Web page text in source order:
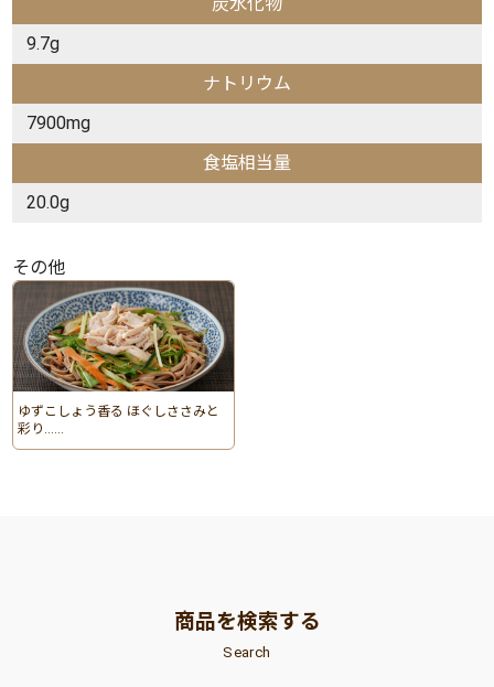
炭水化物
9.7g
ナトリウム
7900mg
食塩相当量
20.0g
その他
ゆずこしょう香る ほぐしささみと
彩り……
商品を検索する
Search